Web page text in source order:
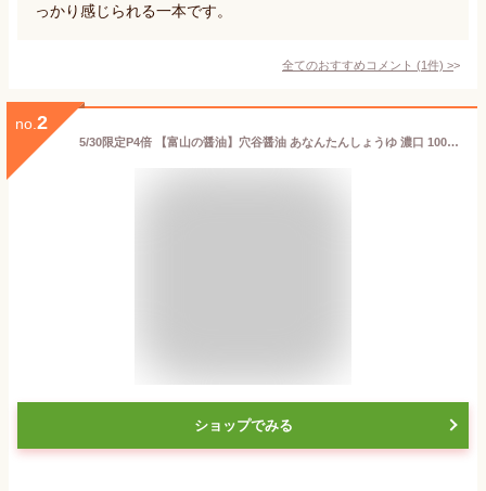
っかり感じられる一本です。
全てのおすすめコメント (1件) >
no. 2
5/30限定P4倍 【富山の醤油】穴谷醤油 あなんたんしょうゆ 濃口 1000ml 1L 1本【ご注文は1ケース（15本）まで同梱可能】
ショップでみる